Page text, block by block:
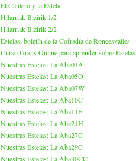
El Cantero y la Estela
Hilarriak Bizirik 1/2
Hilarriak Bizirik 2/2
Estelas, boletín de la Cofradía de Roncesvalles
Curso Gratis Online para aprender sobre Estelas
Nuestras Estelas: La Aba01A
Nuestras Estelas: La Aba05O
Nuestras Estelas: La Aba07W
Nuestras Estelas: La Aba10C
Nuestras Estelas: La Aba11E
Nuestras Estelas: La Aba21H
Nuestras Estelas: La Aba27C
Nuestras Estelas: La Aba29C
Nuestras Estelas: La Aba30CC